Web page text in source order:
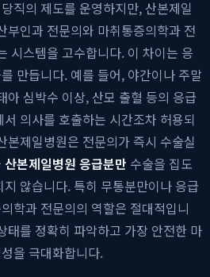
직의 제도를 운영하지만, 산본제일
부인과 전문의와 마취통증의학과 전
시스템을 고수합니다. 이 차이는 응
만듭니다. 예를 들어, 야간이나 주말
아 심박수 이상, 산모 출혈 등의 응급
의사를 호출하는 시간조차 허용되
본제일병원은 전문의가 즉시 수술실
산본제일병원 응급분만 수술을 집도
않습니다. 특히 무통분만이나 응급
학과 전문의의 역할은 절대적입니
태를 정확히 파악하고 가장 안전한 마
을 극대화합니다.